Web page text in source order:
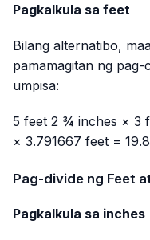
Pagkalkula sa feet
Bilang alternatibo,
pamamagitan ng
umpisa:
5 feet 2 ¾ inches × 3
× 3.791667 feet =
Pag-divide ng Feet
Pagkalkula sa inches